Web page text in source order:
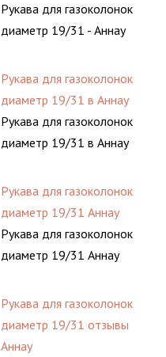
Рукава для газоколонок
диаметр 19/31 - Аннау
Рукава для газоколонок
диаметр 19/31 в Аннау
Рукава для газоколонок
диаметр 19/31 в Аннау
Рукава для газоколонок
диаметр 19/31 Аннау
Рукава для газоколонок
диаметр 19/31 Аннау
Рукава для газоколонок
диаметр 19/31 отзывы
Аннау